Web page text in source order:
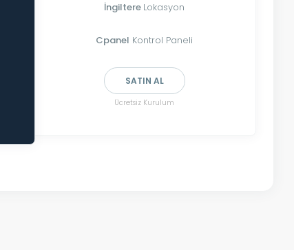
İngiltere Lokasyon
Cpanel Kontrol Paneli
SATIN AL
Ücretsiz Kurulum